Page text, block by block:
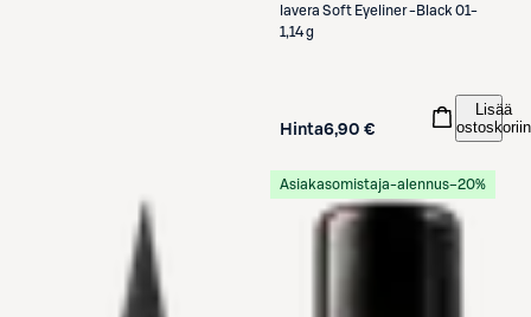
lavera Soft Eyeliner -Black 01-
1,14 g
Hinta6,90 €
Lisää
ostoskoriin
Asiakasomistaja-alennus−20%